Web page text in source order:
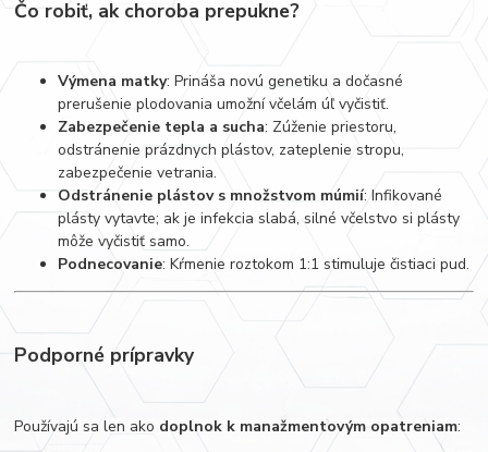
Čo robiť, ak choroba prepukne?
Výmena matky: Prináša novú genetiku a dočasné
prerušenie plodovania umožní včelám úľ vyčistiť.
Zabezpečenie tepla a sucha: Zúženie priestoru,
odstránenie prázdnych plástov, zateplenie stropu,
zabezpečenie vetrania.
Odstránenie plástov s množstvom múmií: Infikované
plásty vytavte; ak je infekcia slabá, silné včelstvo si plásty
môže vyčistiť samo.
Podnecovanie: Kŕmenie roztokom 1:1 stimuluje čistiaci pud.
Podporné prípravky
Používajú sa len ako doplnok k manažmentovým opatreniam: